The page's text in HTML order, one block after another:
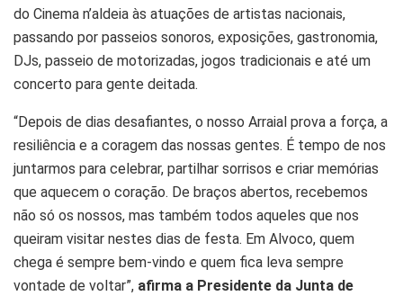
do Cinema n’aldeia às atuações de artistas nacionais,
passando por passeios sonoros, exposições, gastronomia,
DJs, passeio de motorizadas, jogos tradicionais e até um
concerto para gente deitada.
“Depois de dias desafiantes, o nosso Arraial prova a força, a
resiliência e a coragem das nossas gentes. É tempo de nos
juntarmos para celebrar, partilhar sorrisos e criar memórias
que aquecem o coração. De braços abertos, recebemos
não só os nossos, mas também todos aqueles que nos
queiram visitar nestes dias de festa. Em Alvoco, quem
chega é sempre bem-vindo e quem fica leva sempre
vontade de voltar”, afirma a Presidente da Junta de